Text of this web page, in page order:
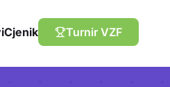
Cjenik Turnir VZF